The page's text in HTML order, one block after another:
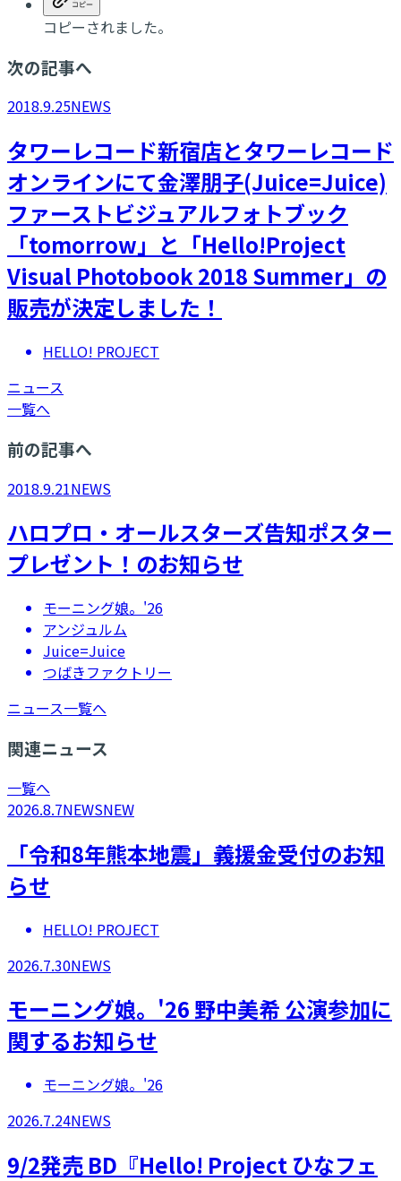
コピーされました。
次の記事へ
2018.9.25NEWS
タワーレコード新宿店とタワーレコード
オンラインにて金澤朋子(Juice=Juice)
ファーストビジュアルフォトブック
「tomorrow」と「Hello!Project
Visual Photobook 2018 Summer」の
販売が決定しました！
HELLO! PROJECT
ニュース
一覧へ
前の記事へ
2018.9.21NEWS
ハロプロ・オールスターズ告知ポスター
プレゼント！のお知らせ
モーニング娘。'26
アンジュルム
Juice=Juice
つばきファクトリー
ニュース一覧へ
関連ニュース
一覧へ
2026.8.7NEWSNEW
「令和8年熊本地震」義援金受付のお知
らせ
HELLO! PROJECT
2026.7.30NEWS
モーニング娘。'26 野中美希 公演参加に
関するお知らせ
モーニング娘。'26
2026.7.24NEWS
9/2発売 BD『Hello! Project ひなフェ